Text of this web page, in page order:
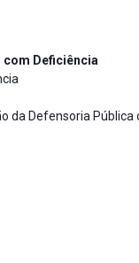
com Deficiência
Defensoria Pública